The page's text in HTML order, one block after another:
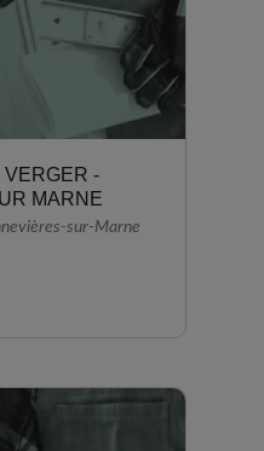
VERGER -
MARNE
sur-Marne